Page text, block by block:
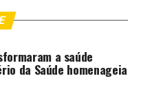
mobilização de
setores considerados
inovação, fertilizantes
transição ecológica.
a saúde
da Saúde homenageia